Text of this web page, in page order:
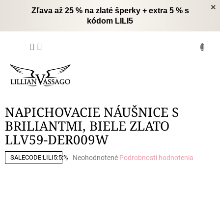
×
Zľava až 25 % na zlaté šperky + extra 5 % s
kódom LILI5
NAPICHOVACIE NÁUŠNICE S
BRILIANTMI, BIELE ZLATO
LLV59-DER009W
SALECODE:LILI5:5:%
Priemerné
Neohodnotené Podrobnosti hodnotenia